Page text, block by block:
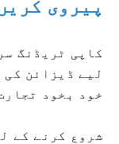
کاپی ٹریڈنگ
لیے ڈیزائن
خود بخود
شروع کرنے کے